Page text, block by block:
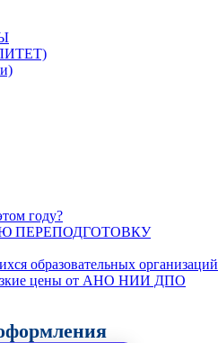
году?
ПЕРЕПОДГОТОВКУ
образовательных организаций
цены от АНО НИИ ДПО